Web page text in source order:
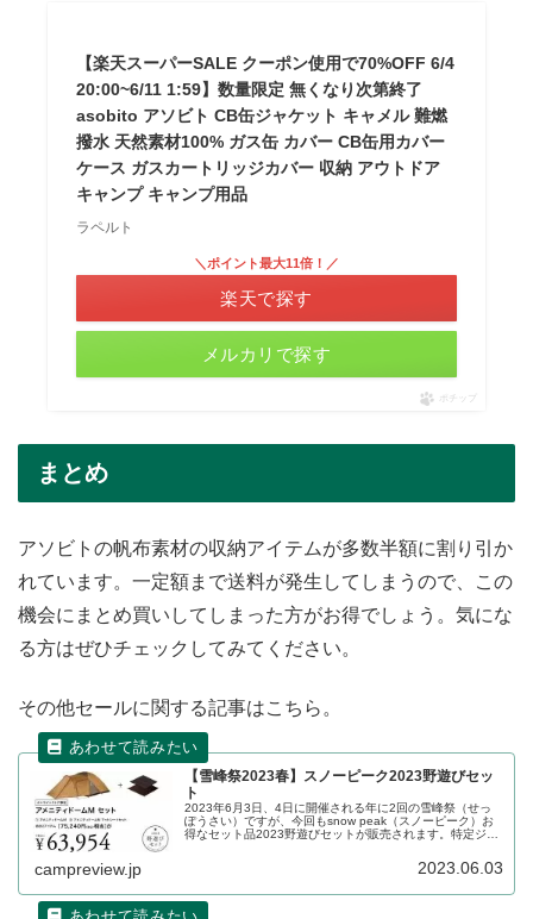
【楽天スーパーSALE クーポン使用で70%OFF 6/4
20:00~6/11 1:59】数量限定 無くなり次第終了
asobito アソビト CB缶ジャケット キャメル 難燃
撥水 天然素材100% ガス缶 カバー CB缶用カバー
ケース ガスカートリッジカバー 収納 アウトドア
キャンプ キャンプ用品
ラペルト
＼ポイント最大11倍！／
楽天で探す
メルカリで探す
ポチップ
まとめ
アソビトの帆布素材の収納アイテムが多数半額に割り引か
れています。一定額まで送料が発生してしまうので、この
機会にまとめ買いしてしまった方がお得でしょう。気にな
る方はぜひチェックしてみてください。
その他セールに関する記事はこちら。
【雪峰祭2023春】スノーピーク2023野遊びセッ
ト
2023年6月3日、4日に開催される年に2回の雪峰祭（せっ
ぽうさい）ですが、今回もsnow peak（スノーピーク）お
得なセット品2023野遊びセットが販売されます。特定ジャ
campreview.jp 2023.06.03